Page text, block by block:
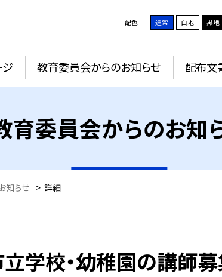
配色 通常 白地 黒地
ジ 教育委員会からのお知らせ 配布文
育委員会からのお知
知らせ > 詳細
学校・幼稚園の講師